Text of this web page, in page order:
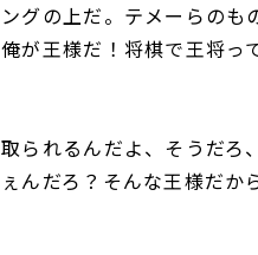
グの上だ。テメーらのも
が王様だ！将棋で王将っ
られるんだよ、そうだろ
んだろ？そんな王様だか